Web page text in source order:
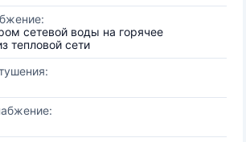
сетевой воды на горячее
тепловой сети